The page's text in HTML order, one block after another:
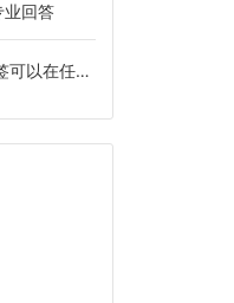
业回答
公司上班吗